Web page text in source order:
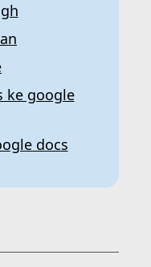
ke google
docs